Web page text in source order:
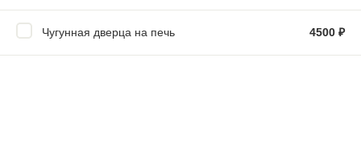
Чугунная дверца на печь 4500 ₽